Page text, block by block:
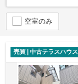
空室のみ
売買 | 中古テラスハウス